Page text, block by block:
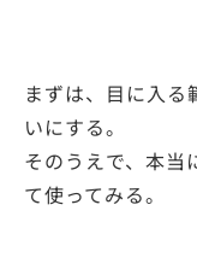
まずは、目に入
いにする。
そのうえで、本当
て使ってみる。